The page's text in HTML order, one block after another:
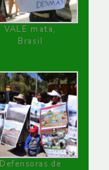
VALE mata,
Brasil
Defensoras de